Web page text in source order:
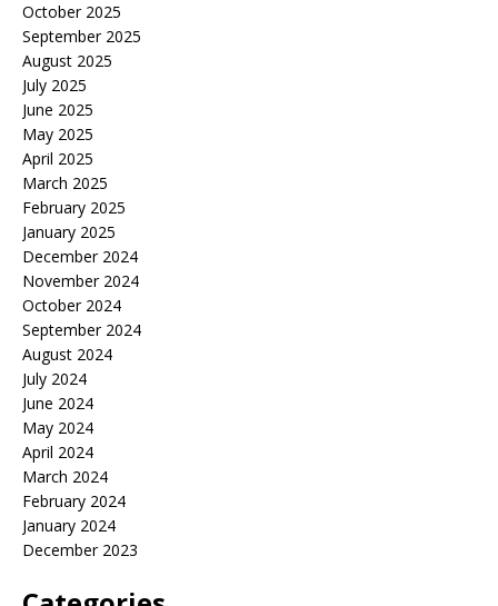
October 2025
September 2025
August 2025
July 2025
June 2025
May 2025
April 2025
March 2025
February 2025
January 2025
December 2024
November 2024
October 2024
September 2024
August 2024
July 2024
June 2024
May 2024
April 2024
March 2024
February 2024
January 2024
December 2023